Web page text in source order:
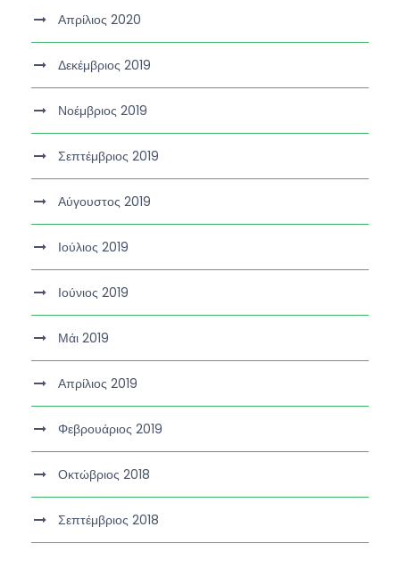
Απρίλιος 2020
Δεκέμβριος 2019
Νοέμβριος 2019
Σεπτέμβριος 2019
Αύγουστος 2019
Ιούλιος 2019
Ιούνιος 2019
Μάι 2019
Απρίλιος 2019
Φεβρουάριος 2019
Οκτώβριος 2018
Σεπτέμβριος 2018